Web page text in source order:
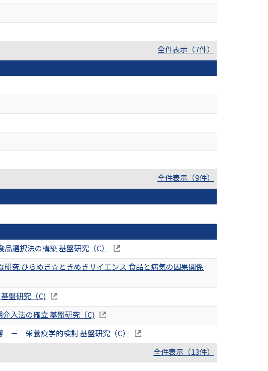
全件表示（7件）
全件表示（9件）
選択法の構築 基盤研究（C）
究 ひらめき☆ときめきサイエンス 食品と病気の因果関係
盤研究（C)
入法の確立 基盤研究（C)
－ 栄養疫学的検討 基盤研究（C）
全件表示（13件）